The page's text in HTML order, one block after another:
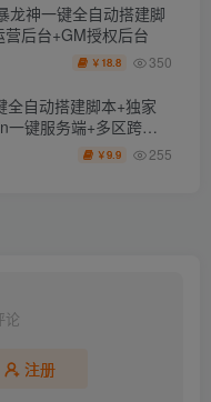
龙神一键全自动搭建脚
后台+GM授权后台
￥ 18.8 350
全自动搭建脚本+独家
一键服务端+多区跨服
建教程
￥9.9 255
论
注册